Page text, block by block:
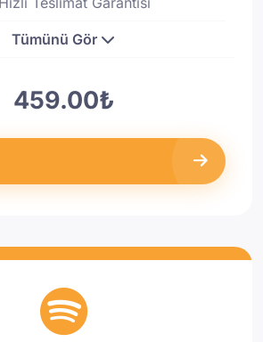
Tümünü Gör
459.00₺